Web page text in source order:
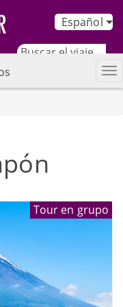
Español
Tour en grupo